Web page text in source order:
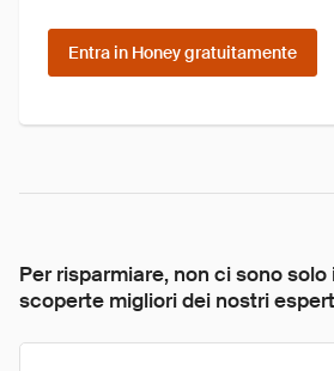
Entra in Honey gratuitamente
Per risparmiare, non ci sono solo
scoperte migliori dei nostri